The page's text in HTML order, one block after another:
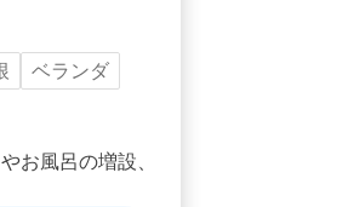
ベランダ
お風呂の増設、